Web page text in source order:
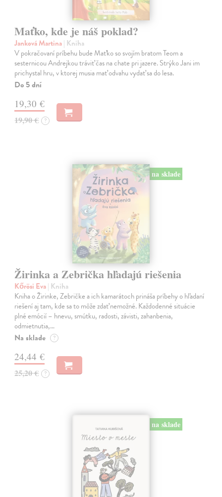
Maťko, kde je náš poklad?
Janková Martina| Kniha
V pokračovaní príbehu bude Maťko so svojím bratom Teom a
sesternicou Andrejkou tráviť čas na chate pri jazere. Strýko Jani im
prichystal hru, v ktorej musia mať odvahu vydať sa do lesa.
Do 5 dní
19,30 €
19,90 € ?
na sklade
Žirinka a Zebrička hľadajú riešenia
Kőrösi Eva| Kniha
Kniha o Žirinke, Zebričke a ich kamarátoch prináša príbehy o hľadaní
riešení aj tam, kde sa to môže zdať nemožné. Každodenné situácie
plné emócií – hnevu, smútku, radosti, závisti, zahanbenia,
odmietnutia,…
Na sklade ?
24,44 €
25,20 € ?
na sklade